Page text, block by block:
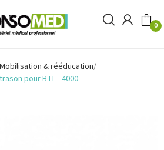
0
Mobilisation & rééducation
pour BTL - 4000